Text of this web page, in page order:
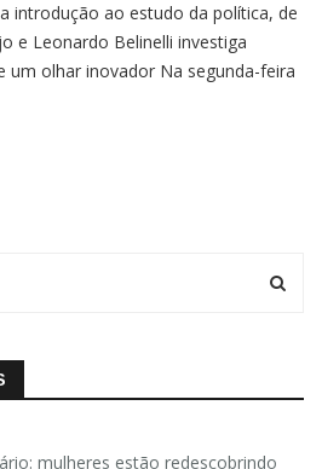
introdução ao estudo da política, de
e Leonardo Belinelli investiga
um olhar inovador Na segunda-feira
mulheres estão redescobrindo